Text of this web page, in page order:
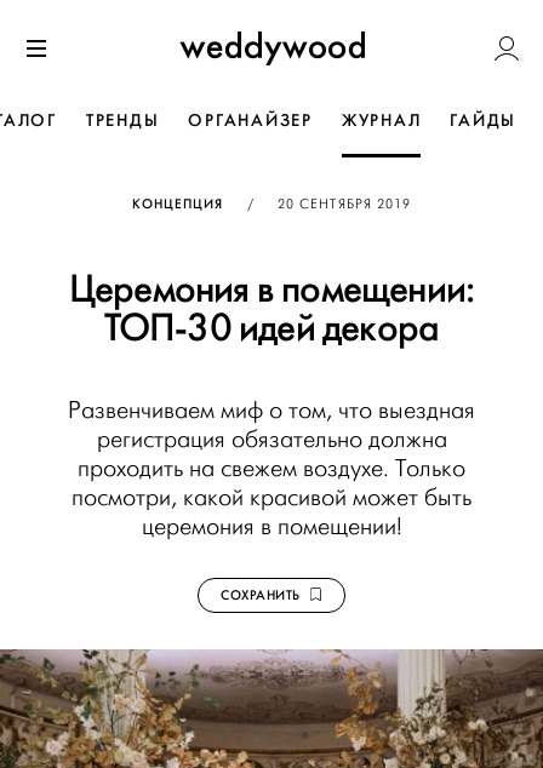
к содержанию
Weddywood
ТРЕНДЫ ОРГАНАЙЗЕР ЖУРНАЛ ГАЙДЫ
КОНЦЕПЦИЯ / ОПУБЛИКОВАНО
20 СЕНТЯБРЯ 2019
Церемония в помещении:
ТОП-30 идей декора
Развенчиваем миф о том, что выездная
регистрация обязательно должна
проходить на свежем воздухе. Только
посмотри, какой красивой может быть
церемония в помещении!
СОХРАНИТЬ